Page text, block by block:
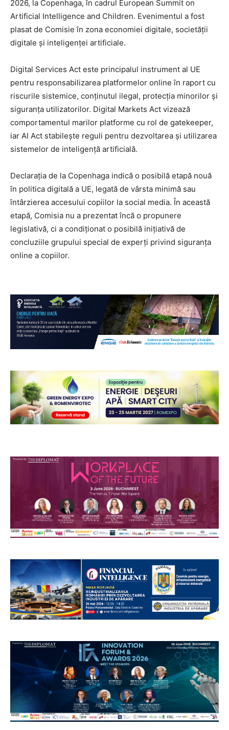
2026, la Copenhaga, în cadrul European Summit on
Artificial Intelligence and Children. Evenimentul a fost
plasat de Comisie în zona economiei digitale, societății
digitale și inteligenței artificiale.
Digital Services Act este principalul instrument al UE
pentru responsabilizarea platformelor online în raport cu
riscurile sistemice, conținutul ilegal, protecția minorilor și
siguranța utilizatorilor. Digital Markets Act vizează
comportamentul marilor platforme cu rol de gatekeeper,
iar AI Act stabilește reguli pentru dezvoltarea și utilizarea
sistemelor de inteligență artificială.
Declarația de la Copenhaga indică o posibilă etapă nouă
în politica digitală a UE, legată de vârsta minimă sau
întârzierea accesului copiilor la social media. În această
etapă, Comisia nu a prezentat încă o propunere
legislativă, ci a condiționat o posibilă inițiativă de
concluziile grupului special de experți privind siguranța
online a copiilor.